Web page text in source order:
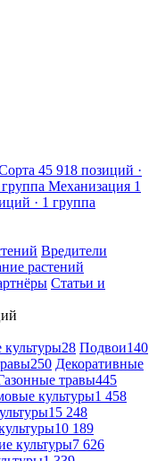
45 918 позиций ·
Механизация 1
· 1 группа
Вредители
растений
Статьи и
культуры28 Подвои140
250 Декоративные
травы445
культуры1 458
15 248
10 189
культуры7 626